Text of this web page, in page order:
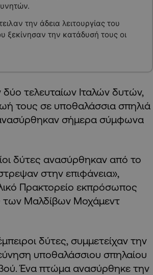
την άδεια λειτουργίας του
ξεκίνησαν την κατάδυσή τους οι
τελευταίων Ιταλών δυτών,
τους σε υποθαλάσσια σπηλιά
σήμερα σύμφωνα
δύτες ανασύρθηκαν από το
στην επιφάνεια»,
Πρακτορείο εκπρόσωπος
των Μαλδίβων Μοχάμεντ
δύτες, συμμετείχαν την
υποθαλάσσιου σπηλαίου
Ένα πτώμα ανασύρθηκε την